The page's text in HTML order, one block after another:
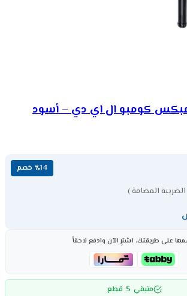
كومبو ال اي دي – أسود
٪14 خصم
المضافة )
على طريقتك، اشترِ الآن وادفع لاحقاً
متبقي 5 قطع